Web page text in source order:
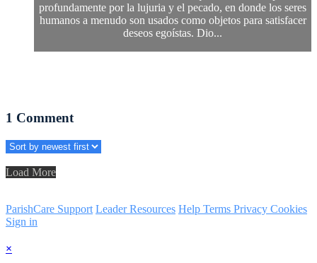
profundamente por la lujuria y el pecado, en donde los seres
humanos a menudo son usados como objetos para satisfacer
deseos egoístas. Dio...
1 Comment
Load More
ParishCare Support Leader Resources Help Terms Privacy Cookies
Sign in
×